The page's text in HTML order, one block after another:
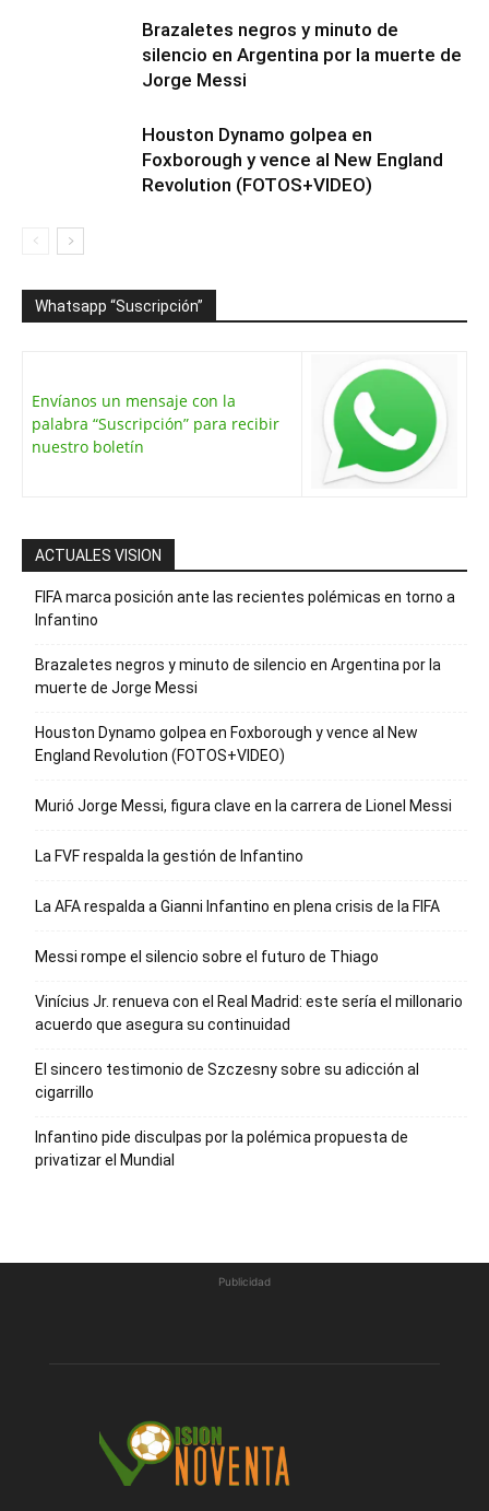
Brazaletes negros y minuto de
silencio en Argentina por la muerte de
Jorge Messi
Houston Dynamo golpea en
Foxborough y vence al New England
Revolution (FOTOS+VIDEO)
Whatsapp “Suscripción”
Envíanos un mensaje con la
palabra “Suscripción” para recibir
nuestro boletín
ACTUALES VISION
FIFA marca posición ante las recientes polémicas en torno a
Infantino
Brazaletes negros y minuto de silencio en Argentina por la
muerte de Jorge Messi
Houston Dynamo golpea en Foxborough y vence al New
England Revolution (FOTOS+VIDEO)
Murió Jorge Messi, figura clave en la carrera de Lionel Messi
La FVF respalda la gestión de Infantino
La AFA respalda a Gianni Infantino en plena crisis de la FIFA
Messi rompe el silencio sobre el futuro de Thiago
Vinícius Jr. renueva con el Real Madrid: este sería el millonario
acuerdo que asegura su continuidad
El sincero testimonio de Szczesny sobre su adicción al
cigarrillo
Infantino pide disculpas por la polémica propuesta de
privatizar el Mundial
Publicidad